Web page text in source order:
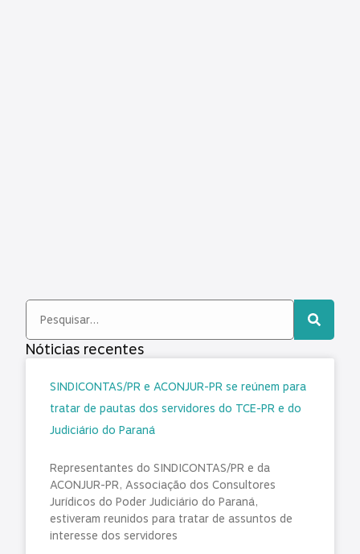
Nóticias recentes
SINDICONTAS/PR e ACONJUR-PR se reúnem para
tratar de pautas dos servidores do TCE-PR e do
Judiciário do Paraná
Representantes do SINDICONTAS/PR e da
ACONJUR-PR, Associação dos Consultores
Jurídicos do Poder Judiciário do Paraná,
estiveram reunidos para tratar de assuntos de
interesse dos servidores